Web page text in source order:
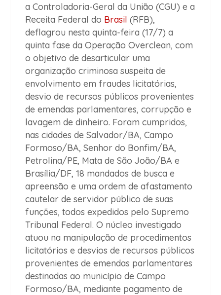
a Controladoria-Geral da União (CGU) e a
Receita Federal do Brasil (RFB),
deflagrou nesta quinta-feira (17/7) a
quinta fase da Operação Overclean, com
o objetivo de desarticular uma
organização criminosa suspeita de
envolvimento em fraudes licitatórias,
desvio de recursos públicos provenientes
de emendas parlamentares, corrupção e
lavagem de dinheiro. Foram cumpridos,
nas cidades de Salvador/BA, Campo
Formoso/BA, Senhor do Bonfim/BA,
Petrolina/PE, Mata de São João/BA e
Brasília/DF, 18 mandados de busca e
apreensão e uma ordem de afastamento
cautelar de servidor público de suas
funções, todos expedidos pelo Supremo
Tribunal Federal. O núcleo investigado
atuou na manipulação de procedimentos
licitatórios e desvios de recursos públicos
provenientes de emendas parlamentares
destinadas ao município de Campo
Formoso/BA, mediante pagamento de